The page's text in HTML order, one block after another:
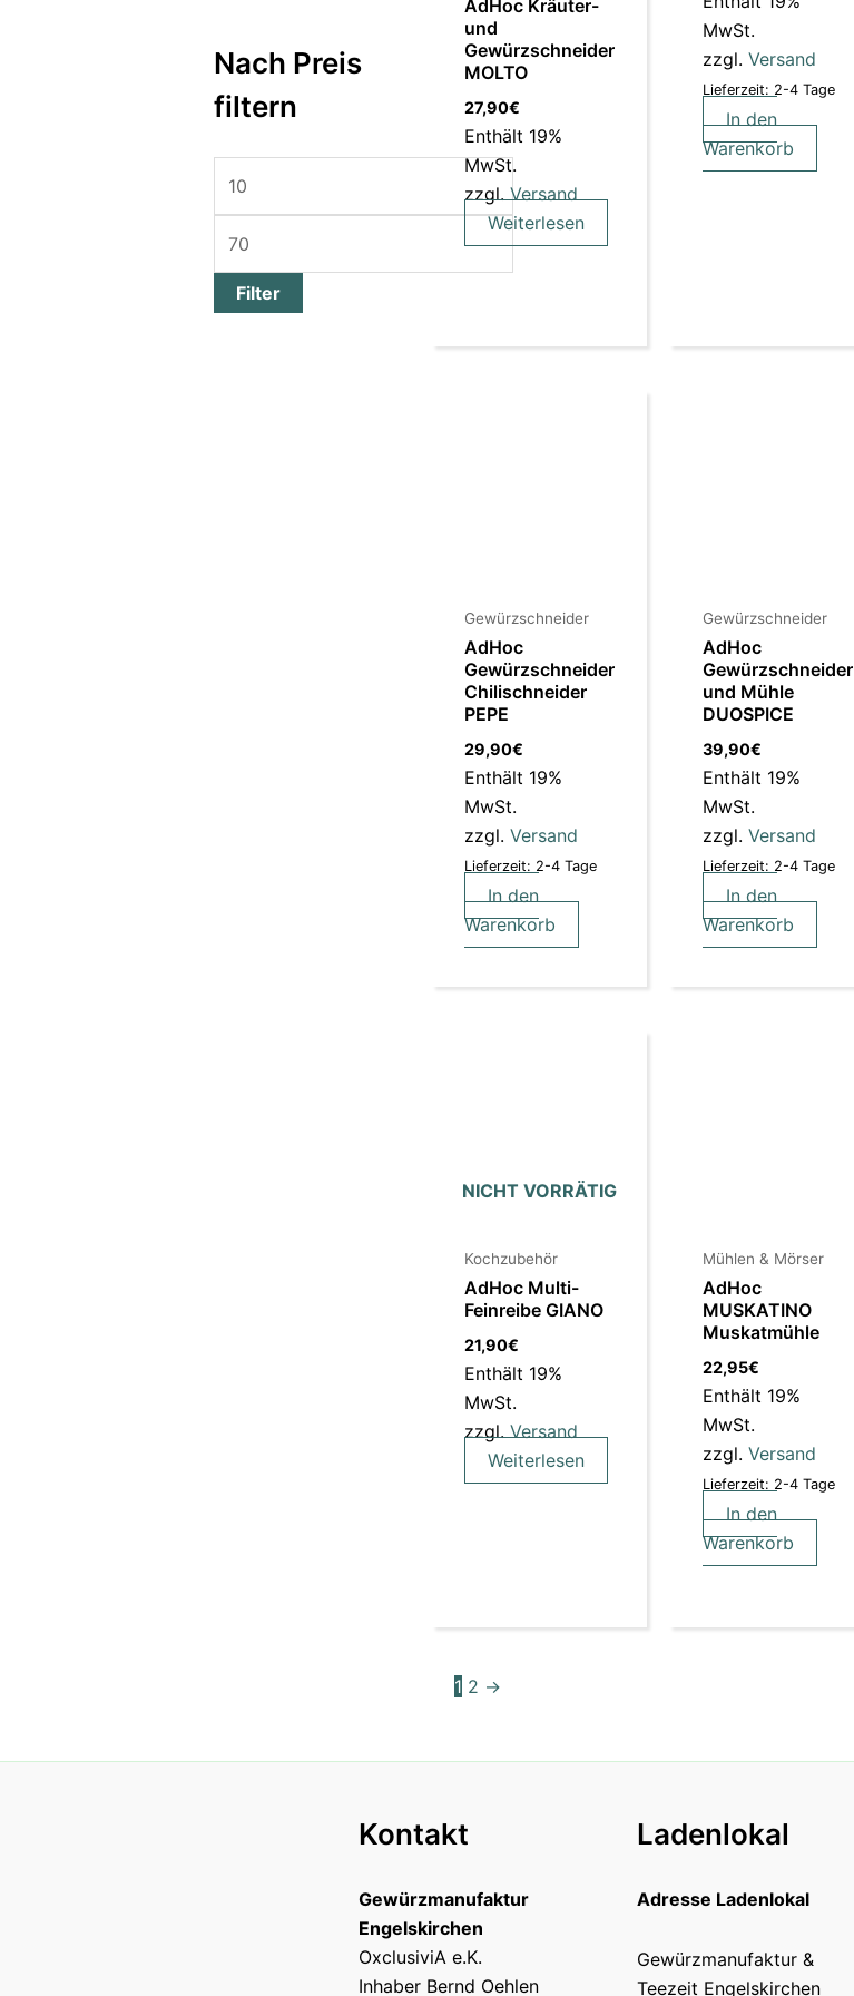
Nach Preis
filtern
Filter
AdHoc Kräuter-
und
Gewürzschneider
MOLTO
27,90€
Enthält 19%
MwSt.
zzgl.Versand
Weiterlesen
MwSt.
zzgl. Versand
Lieferzeit: 2-4 Tage
In den
Warenkorb
Gewürzschneider
AdHoc
Gewürzschneider
Chilischneider
PEPE
29,90€
Enthält 19%
MwSt.
zzgl.Versand
Lieferzeit: 2-4 Tage
In den
Warenkorb
Gewürzschneider
AdHoc
Gewürzschneider
und Mühle
DUOSPICE
39,90€
Enthält 19%
MwSt.
zzgl. Versand
Lieferzeit: 2-4 Tage
In den
Warenkorb
NICHT VORRÄTIG
Kochzubehör
AdHoc Multi-
Feinreibe GIANO
21,90€
Enthält 19%
MwSt.
zzgl.Versand
Weiterlesen
Mühlen & Mörser
AdHoc
MUSKATINO
Muskatmühle
22,95€
Enthält 19%
MwSt.
zzgl. Versand
Lieferzeit: 2-4 Tage
In den
Warenkorb
1 2 →
Kontakt
Gewürzmanufaktur
Engelskirchen
OxclusiviA e.K.
Inhaber Bernd Oehlen
Ladenlokal
Adresse Ladenlokal
Gewürzmanufaktur &
Teezeit Engelskirchen